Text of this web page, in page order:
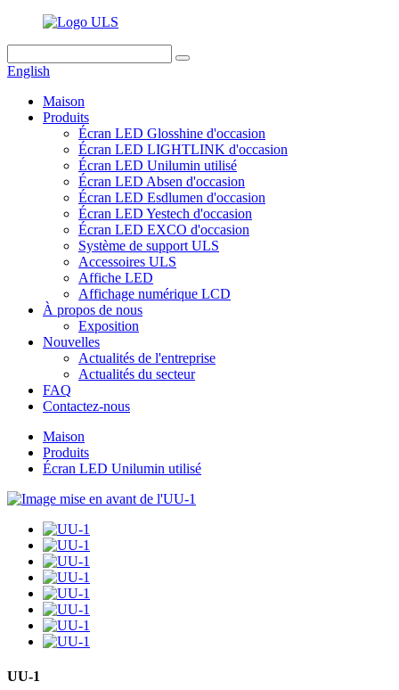
English
Maison
Produits
Écran LED Glosshine d'occasion
Écran LED LIGHTLINK d'occasion
Écran LED Unilumin utilisé
Écran LED Absen d'occasion
Écran LED Esdlumen d'occasion
Écran LED Yestech d'occasion
Écran LED EXCO d'occasion
Système de support ULS
Accessoires ULS
Affiche LED
Affichage numérique LCD
À propos de nous
Exposition
Nouvelles
Actualités de l'entreprise
Actualités du secteur
FAQ
Contactez-nous
Maison
Produits
Écran LED Unilumin utilisé
UU-1